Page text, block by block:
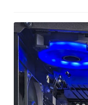
お問い合わせ
フルカスタマイ
みんなのPC組立